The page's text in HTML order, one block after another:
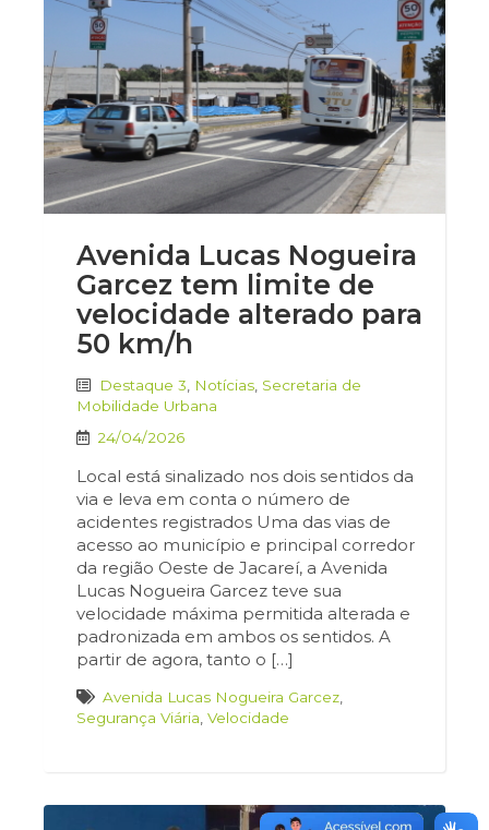
Avenida Lucas Nogueira
Garcez tem limite de
velocidade alterado para
50 km/h
Destaque 3 Notícias Secretaria de
Mobilidade Urbana
24/04/2026
Local está sinalizado nos dois sentidos da
via e leva em conta o número de
acidentes registrados Uma das vias de
acesso ao município e principal corredor
da região Oeste de Jacareí, a Avenida
Lucas Nogueira Garcez teve sua
velocidade máxima permitida alterada e
padronizada em ambos os sentidos. A
partir de agora, tanto o […]
Avenida Lucas Nogueira Garcez
Segurança Viária Velocidade